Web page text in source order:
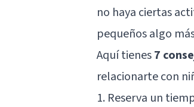
no haya ciertas
pequeños algo
Aquí tienes7
relacionarte con
1. Reserva un